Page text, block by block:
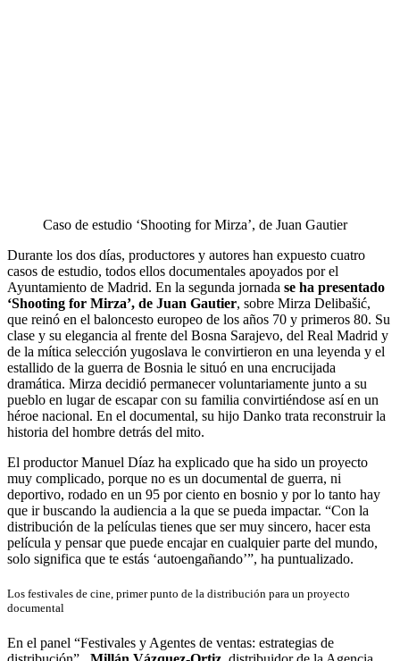
Caso de estudio ‘Shooting for Mirza’, de Juan Gautier
Durante los dos días, productores y autores han expuesto cuatro
casos de estudio, todos ellos documentales apoyados por el
Ayuntamiento de Madrid. En la segunda jornada se ha presentado
‘Shooting for Mirza’, de Juan Gautier, sobre Mirza Delibašić,
que reinó en el baloncesto europeo de los años 70 y primeros 80. Su
clase y su elegancia al frente del Bosna Sarajevo, del Real Madrid y
de la mítica selección yugoslava le convirtieron en una leyenda y el
estallido de la guerra de Bosnia le situó en una encrucijada
dramática. Mirza decidió permanecer voluntariamente junto a su
pueblo en lugar de escapar con su familia convirtiéndose así en un
héroe nacional. En el documental, su hijo Danko trata reconstruir la
historia del hombre detrás del mito.
El productor Manuel Díaz ha explicado que ha sido un proyecto
muy complicado, porque no es un documental de guerra, ni
deportivo, rodado en un 95 por ciento en bosnio y por lo tanto hay
que ir buscando la audiencia a la que se pueda impactar. “Con la
distribución de la películas tienes que ser muy sincero, hacer esta
película y pensar que puede encajar en cualquier parte del mundo,
solo significa que te estás ‘autoengañando’”, ha puntualizado.
Los festivales de cine, primer punto de la distribución para un proyecto
documental
En el panel “Festivales y Agentes de ventas: estrategias de